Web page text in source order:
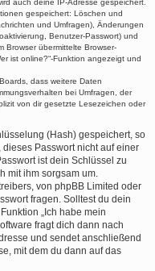
auch deine IP-Adresse gespeichert.
gespeichert: Löschen und
und Umfragen), Änderungen
Benutzer-Passwort) und
Browser übermittelte Browser-
ist online?“-Funktion angezeigt und
dass weitere Daten
bei Umfragen, der
von dir gesetzte Lesezeichen oder
(Hash) gespeichert, so
Passwort nicht auf einer
ist dein Schlüssel zu
mit ihm sorgsam um.
von phpBB Limited oder
fragen. Solltest du dein
„Ich habe mein
fragt dich dann nach
und sendet anschließend
mit dem du dann auf das